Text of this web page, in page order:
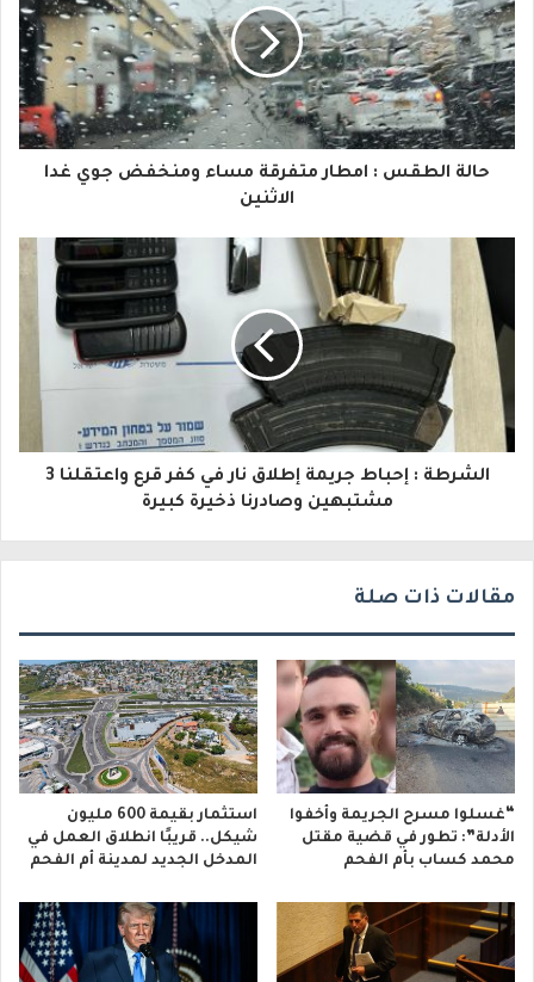
ي
د
ك
ا
إ
ك
و
حالة الطقس : امطار متفرقة مساء ومنخفض جوي غدا
الاثنين
الشرطة : إحباط جريمة إطلاق نار في كفر قرع واعتقلنا 3
مشتبهين وصادرنا ذخيرة كبيرة
مقالات ذات صلة
“غسلوا مسرح الجريمة وأخفوا
الأدلة”: تطور في قضية مقتل
محمد كساب بأم الفحم
استثمار بقيمة 600 مليون
شيكل.. قريبًا انطلاق العمل في
المدخل الجديد لمدينة أم الفحم